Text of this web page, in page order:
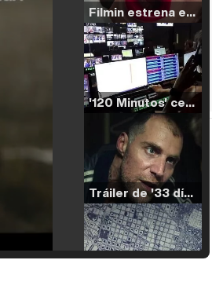
Filmin estrena el tráiler de 'Millennial Mal', su nueva comedia universitaria de la mano de Lorena Iglesias
'120 Minutos' celebra sus 2.000 programas en Telemadrid con un vídeo del día a día en la redacción
Tráiler de '33 días', la nueva serie de Atresplayer con Julián Villagrán y José Manuel Poga